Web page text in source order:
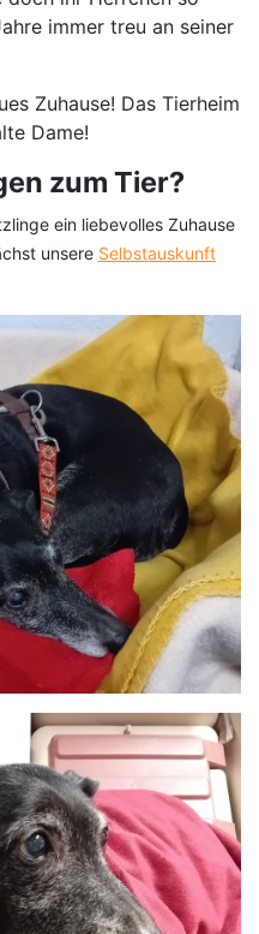
immer treu an seiner
Zuhause! Das Tierheim
Dame!
zum Tier?
ein liebevolles Zuhause
unsere Selbstauskunft